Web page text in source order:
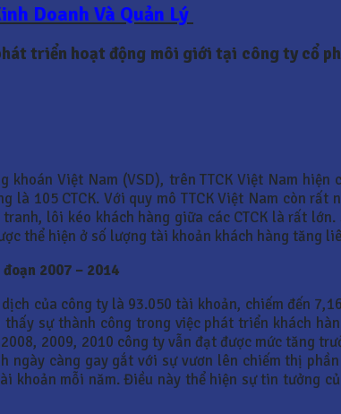
Doanh Và Quản Lý
triển hoạt động môi giới tại công ty cổ
khoán Việt Nam (VSD), trên TTCK Việt Nam
105 CTCK. Với quy mô TTCK Việt Nam còn rất
lôi kéo khách hàng giữa các CTCK là rất
thể hiện ở số lượng tài khoản khách hàng tăng
2007 – 2014
của công ty là 93.050 tài khoản, chiếm đến
sự thành công trong việc phát triển khách
2009, 2010 công ty vẫn đạt được mức tăng
ngày càng gay gắt với sự vươn lên chiếm thị
khoản mỗi năm. Điều này thể hiện sự tin tưởng